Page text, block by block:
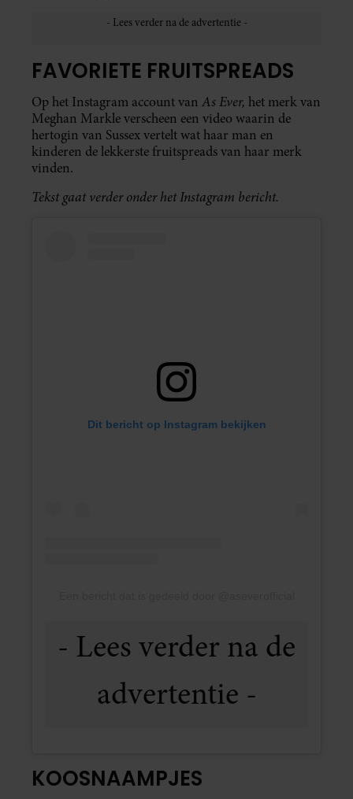
FAVORIETE FRUITSPREADS
Op het Instagram account van As Ever, het merk van
Meghan Markle verscheen een video waarin de
hertogin van Sussex vertelt wat haar man en
kinderen de lekkerste fruitspreads van haar merk
vinden.
Tekst gaat verder onder het Instagram bericht.
Dit bericht op Instagram bekijken
KOOSNAAMPJES